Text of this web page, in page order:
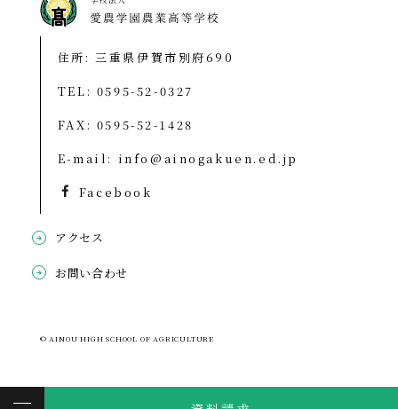
住所: 三重県伊賀市別府690
TEL: 0595-52-0327
FAX: 0595-52-1428
E-mail: info@ainogakuen.ed.jp
Facebook
アクセス
お問い合わせ
© AINOU HIGH SCHOOL OF AGRICULTURE